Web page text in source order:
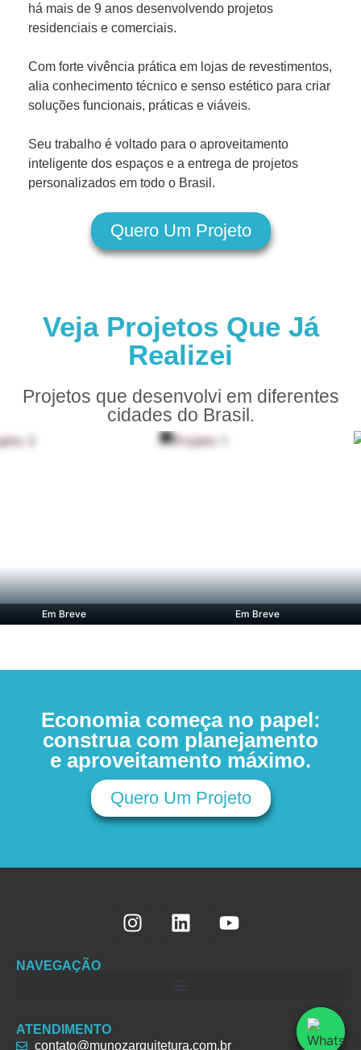
há mais de 9 anos desenvolvendo projetos
residenciais e comerciais.
Com forte vivência prática em lojas de revestimentos,
alia conhecimento técnico e senso estético para criar
soluções funcionais, práticas e viáveis.
Seu trabalho é voltado para o aproveitamento
inteligente dos espaços e a entrega de projetos
personalizados em todo o Brasil.
Quero Um Projeto
Veja Projetos Que Já
Realizei
Projetos que desenvolvi em diferentes
cidades do Brasil.
Em Breve Em Breve
Economia começa no papel:
construa com planejamento
e aproveitamento máximo.
Quero Um Projeto
NAVEGAÇÃO
ATENDIMENTO
contato@munozarquitetura.com.br